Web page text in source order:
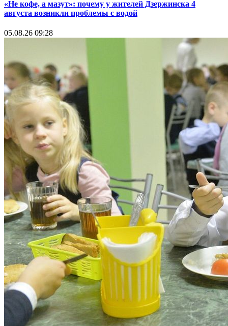
«Не кофе, а мазут»: почему у жителей Дзержинска 4
августа возникли проблемы с водой
05.08.26 09:28